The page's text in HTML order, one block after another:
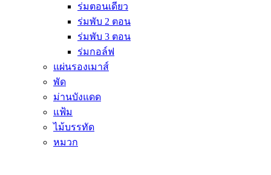
ร่มตอนเดียว
ร่มพับ 2 ตอน
ร่มพับ 3 ตอน
ร่มกอล์ฟ
แผ่นรองเมาส์
พัด
ม่านบังแดด
แฟ้ม
ไม้บรรทัด
หมวก